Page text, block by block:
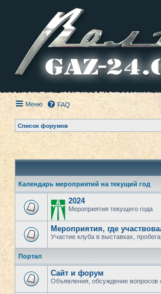
Меню FAQ
Список форумов
Календарь мероприятий на текущий год
2024
Мероприятия текущего года
Мероприятия, где
Участие клуба в выставках,
Портал
Сайт и форум
Объявления, обсуждение вопросов